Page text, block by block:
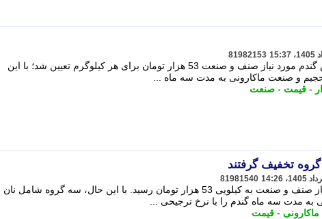
81982153
به دنبال تصویب هیئت وزیران، قیمت فروش گندم مورد نیاز صنف و صنعت 53 هزار تومان برای هر کیلوگرم تعیین شد؛ با این
حجیم و صنعت ماکارونی به مدت سه ماه ...
- قیمت - صنعت
81981540
با تصویب هیئت وزیران، قیمت گندم مورد نیاز صنف و صنعت به کیلویی 53 هزار تومان رسید. با این حال، سه گروه شامل نان
به مدت سه ماه گندم را با نرخ ترجیحی ...
ماکارونی - قیمت